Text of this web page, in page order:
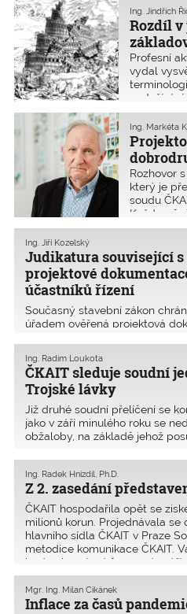
stavby
prodeji
Rozdíl v
Ing. Jindřich
Profesní
vydal
ho
půda“.
v
a
obory by
Ing. Markéta
Rozhovor
který je
soudu
stížností.
Judikatura související
projektové
účastníků řízení
Ing. Jiří Kozelský
Současný stavební zákon
úřadem ověřená projektová
podrobnosti pro územní řízení
pro stavební povolení.
ČKAIT sleduje soudní
Trojské lávky
Ing. Radim Loukota
Již druhé soudní přelíčení se
jako v září minulého roku se
obžaloby, na základě jehož
soudního přelíčení 17. června
má konat na konci prázdnin.
dotaz, zda je původní
havárii, když nemohl později
údržby, které se na jím
Z 2. zasedání
Ing. Radek Hnízdil, Ph.D.
ČKAIT hospodařila opět se
milionů korun. Projednávala
hlavního sídla ČKAIT v Praze
metodice komunikace ČKAIT.
budou konat od června do září.
uskuteční 2. října 2021. Celý
www.ckait.cz.
Inflace za časů
Mgr. Ing. Milan Cikánek